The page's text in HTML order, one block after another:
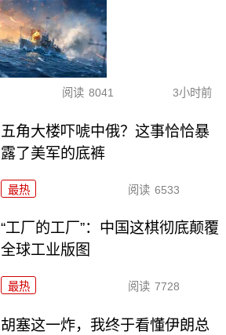
阅读 8041 3小时前
五角大楼吓唬中俄？这事恰恰暴
露了美军的底裤
最热 阅读 6533
“工厂的工厂”：中国这棋彻底颠覆
全球工业版图
最热 阅读 7728
胡塞这一炸，我终于看懂伊朗总